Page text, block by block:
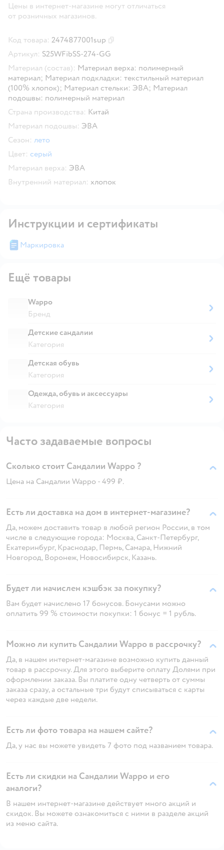
Цены в интернет-магазине могут отличаться
от розничных магазинов.
Код товара: 2474877001sup
Артикул: S25WFibSS-274-GG
Материал (состав): Материал верха: полимерный
материал; Материал подкладки: текстильный материал
(100% хлопок); Материал стельки: ЭВА; Материал
подошвы: полимерный материал
Страна производства: Китай
Материал подошвы: ЭВА
Сезон: лето
Цвет: серый
Материал верха: ЭВА
Внутренний материал: хлопок
Инструкции и сертификаты
Маркировка
Ещё товары
Wappo
Бренд
Детские сандалии
Категория
Детская обувь
Категория
Одежда, обувь и аксессуары
Категория
Часто задаваемые вопросы
Сколько стоит Сандалии Wappo ?
Цена на Сандалии Wappo - 499 ₽.
Есть ли доставка на дом в интернет-магазине?
Да, можем доставить товар в любой регион России, в том
числе в следующие города: Москва, Санкт-Петербург,
Екатеринбург, Краснодар, Пермь, Самара, Нижний
Новгород, Воронеж, Новосибирск, Казань.
Будет ли начислен кэшбэк за покупку?
Вам будет начислено 17 бонусов. Бонусами можно
оплатить 99 % стоимости покупки: 1 бонус = 1 рубль.
Можно ли купить Сандалии Wappo в рассрочку?
Да, в нашем интернет-магазине возможно купить данный
товар в рассрочку. Для этого выберите оплату Долями при
оформлении заказа. Вы платите одну четверть от суммы
заказа сразу, а остальные три будут списываться с карты
через каждые две недели.
Есть ли фото товара на нашем сайте?
Да, у нас вы можете увидеть 7 фото под названием товара.
Есть ли скидки на Сандалии Wappo и его
аналоги?
В нашем интернет-магазине действует много акций и
скидок. Вы можете ознакомиться с ними в разделе акций
из меню сайта.